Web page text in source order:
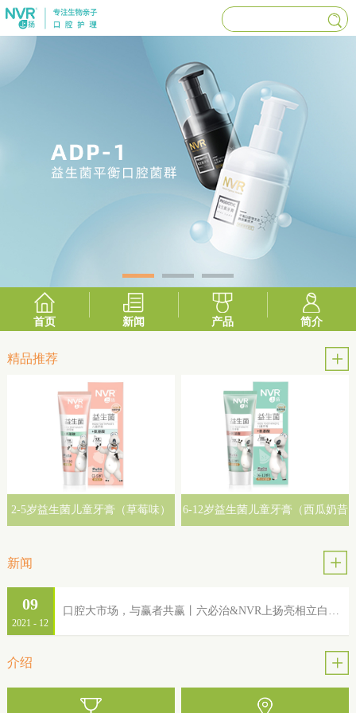
首页 新闻 产品 简介
精品推荐
2-5岁益生菌儿童牙膏（草莓味） 6-12岁益生菌儿童牙膏（西瓜奶昔
新闻
2021 - 12
09
介绍